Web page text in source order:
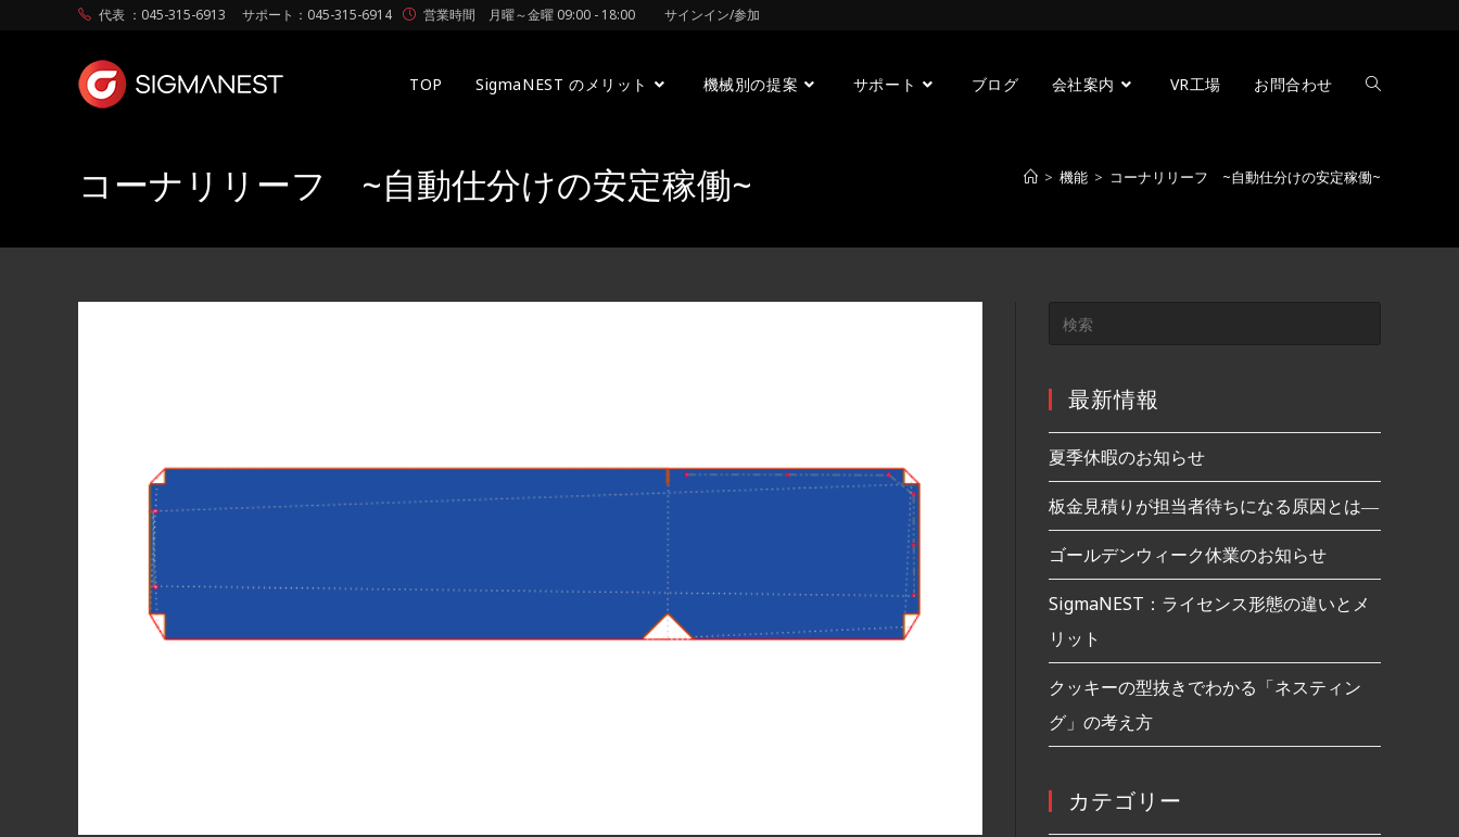
代表 ：045-315-6913 サポート：045-315-6914 営業時間 月曜～金曜 09:00 - 18:00 サインイン/参加
TOP SigmaNEST のメリット 機械別の提案 サポート ブログ 会社案内 VR工場 お問合わせ
コーナリリーフ ~自動仕分けの安定稼働~ > 機能 > コーナリリーフ ~自動仕分けの安定稼働~
最新情報
夏季休暇のお知らせ
板金見積りが担当者待ちになる原因とは―
ゴールデンウィーク休業のお知らせ
SigmaNEST：ライセンス形態の違いとメ
リット
クッキーの型抜きでわかる「ネスティン
グ」の考え方
カテゴリー